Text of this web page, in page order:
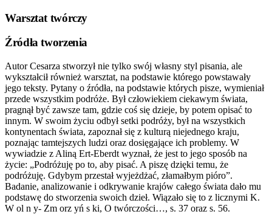
Warsztat twórczy
Źródła tworzenia
Autor Cesarza stworzył nie tylko swój własny styl pisania, ale
wykształcił również warsztat, na podstawie którego powstawały
jego teksty. Pytany o źródła, na podstawie których pisze, wymieniał
przede wszystkim podróże. Był człowiekiem ciekawym świata,
pragnął być zawsze tam, gdzie coś się dzieje, by potem opisać to
innym. W swoim życiu odbył setki podróży, był na wszystkich
kontynentach świata, zapoznał się z kulturą niejednego kraju,
poznając tamtejszych ludzi oraz dosięgające ich problemy. W
wywiadzie z Aliną Ert-Eberdt wyznał, że jest to jego sposób na
życie: „Podróżuję po to, aby pisać. A piszę dzięki temu, że
podróżuję. Gdybym przestał wyjeżdżać, złamałbym pióro”.
Badanie, analizowanie i odkrywanie krajów całego świata dało mu
podstawę do stworzenia swoich dzieł. Wiązało się to z licznymi K.
W ol n y- Zm orz yń s ki, O twórczości…, s. 37 oraz s. 56.